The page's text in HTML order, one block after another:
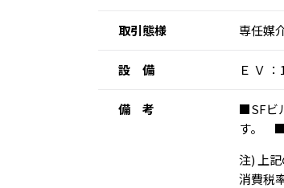
取引態様 専任媒
設 備 Ｅ Ｖ
備 考
■SFビ
す。 ■
注) 上
消費税